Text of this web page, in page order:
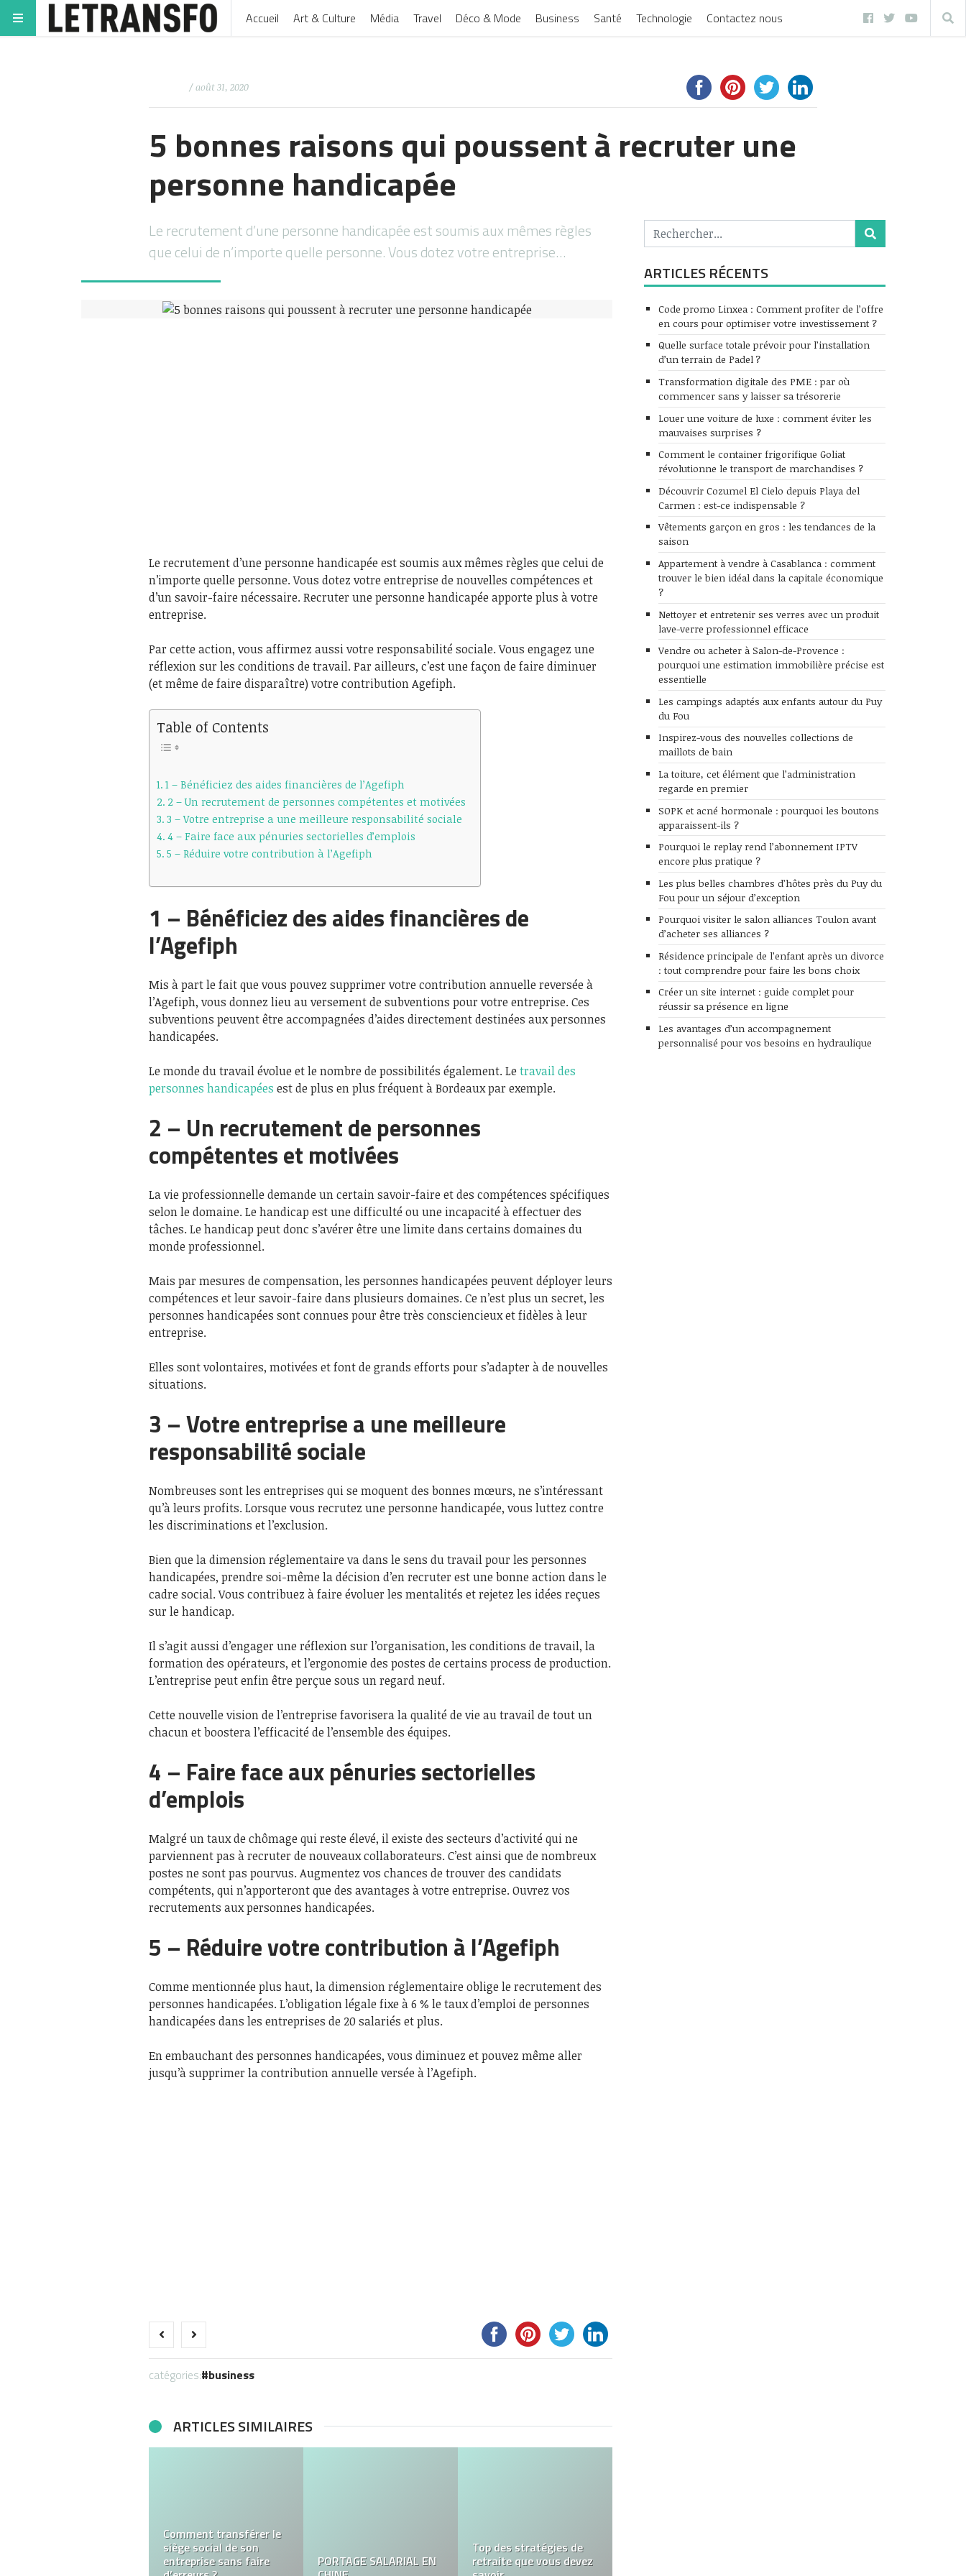
Accueil Art & Culture Média Travel Déco & Mode Business Santé Technologie Contactez nous
/ août 31, 2020
5 bonnes raisons qui poussent à recruter une
personne handicapée
Le recrutement d’une personne handicapée est soumis aux mêmes règles
que celui de n’importe quelle personne. Vous dotez votre entreprise…
Le recrutement d’une personne handicapée est soumis aux mêmes règles que celui de
n’importe quelle personne. Vous dotez votre entreprise de nouvelles compétences et
d’un savoir-faire nécessaire. Recruter une personne handicapée apporte plus à votre
entreprise.
Par cette action, vous affirmez aussi votre responsabilité sociale. Vous engagez une
réflexion sur les conditions de travail. Par ailleurs, c’est une façon de faire diminuer
(et même de faire disparaître) votre contribution Agefiph.
Table of Contents
1 – Bénéficiez des aides financières de l’Agefiph
2 – Un recrutement de personnes compétentes et motivées
3 – Votre entreprise a une meilleure responsabilité sociale
4 – Faire face aux pénuries sectorielles d’emplois
5 – Réduire votre contribution à l’Agefiph
1 – Bénéficiez des aides financières de
l’Agefiph
Mis à part le fait que vous pouvez supprimer votre contribution annuelle reversée à
l’Agefiph, vous donnez lieu au versement de subventions pour votre entreprise. Ces
subventions peuvent être accompagnées d’aides directement destinées aux personnes
handicapées.
Le monde du travail évolue et le nombre de possibilités également. Le travail des
personnes handicapées est de plus en plus fréquent à Bordeaux par exemple.
2 – Un recrutement de personnes
compétentes et motivées
La vie professionnelle demande un certain savoir-faire et des compétences spécifiques
selon le domaine. Le handicap est une difficulté ou une incapacité à effectuer des
tâches. Le handicap peut donc s’avérer être une limite dans certains domaines du
monde professionnel.
Mais par mesures de compensation, les personnes handicapées peuvent déployer leurs
compétences et leur savoir-faire dans plusieurs domaines. Ce n’est plus un secret, les
personnes handicapées sont connues pour être très consciencieux et fidèles à leur
entreprise.
Elles sont volontaires, motivées et font de grands efforts pour s’adapter à de nouvelles
situations.
3 – Votre entreprise a une meilleure
responsabilité sociale
Nombreuses sont les entreprises qui se moquent des bonnes mœurs, ne s’intéressant
qu’à leurs profits. Lorsque vous recrutez une personne handicapée, vous luttez contre
les discriminations et l’exclusion.
Bien que la dimension réglementaire va dans le sens du travail pour les personnes
handicapées, prendre soi-même la décision d’en recruter est une bonne action dans le
cadre social. Vous contribuez à faire évoluer les mentalités et rejetez les idées reçues
sur le handicap.
Il s’agit aussi d’engager une réflexion sur l’organisation, les conditions de travail, la
formation des opérateurs, et l’ergonomie des postes de certains process de production.
L’entreprise peut enfin être perçue sous un regard neuf.
Cette nouvelle vision de l’entreprise favorisera la qualité de vie au travail de tout un
chacun et boostera l’efficacité de l’ensemble des équipes.
4 – Faire face aux pénuries sectorielles
d’emplois
Malgré un taux de chômage qui reste élevé, il existe des secteurs d’activité qui ne
parviennent pas à recruter de nouveaux collaborateurs. C’est ainsi que de nombreux
postes ne sont pas pourvus. Augmentez vos chances de trouver des candidats
compétents, qui n’apporteront que des avantages à votre entreprise. Ouvrez vos
recrutements aux personnes handicapées.
5 – Réduire votre contribution à l’Agefiph
Comme mentionnée plus haut, la dimension réglementaire oblige le recrutement des
personnes handicapées. L’obligation légale fixe à 6 % le taux d’emploi de personnes
handicapées dans les entreprises de 20 salariés et plus.
En embauchant des personnes handicapées, vous diminuez et pouvez même aller
jusqu’à supprimer la contribution annuelle versée à l’Agefiph.
catégories: business
ARTICLES SIMILAIRES
Qu’est-ce que le trading acheter sa maison de Pourquoi faire appel à
ARTICLES RÉCENTS
Code promo Linxea : Comment profiter de l’offre
en cours pour optimiser votre investissement ?
Quelle surface totale prévoir pour l’installation
d’un terrain de Padel ?
Transformation digitale des PME : par où
commencer sans y laisser sa trésorerie
Louer une voiture de luxe : comment éviter les
mauvaises surprises ?
Comment le container frigorifique Goliat
révolutionne le transport de marchandises ?
Découvrir Cozumel El Cielo depuis Playa del
Carmen : est-ce indispensable ?
Vêtements garçon en gros : les tendances de la
saison
Appartement à vendre à Casablanca : comment
trouver le bien idéal dans la capitale économique
?
Nettoyer et entretenir ses verres avec un produit
lave-verre professionnel efficace
Vendre ou acheter à Salon-de-Provence :
pourquoi une estimation immobilière précise est
essentielle
Les campings adaptés aux enfants autour du Puy
du Fou
Inspirez-vous des nouvelles collections de
maillots de bain
La toiture, cet élément que l’administration
regarde en premier
SOPK et acné hormonale : pourquoi les boutons
apparaissent-ils ?
Pourquoi le replay rend l’abonnement IPTV
encore plus pratique ?
Les plus belles chambres d’hôtes près du Puy du
Fou pour un séjour d’exception
Pourquoi visiter le salon alliances Toulon avant
d’acheter ses alliances ?
Résidence principale de l’enfant après un divorce
: tout comprendre pour faire les bons choix
Créer un site internet : guide complet pour
réussir sa présence en ligne
Les avantages d’un accompagnement
personnalisé pour vos besoins en hydraulique